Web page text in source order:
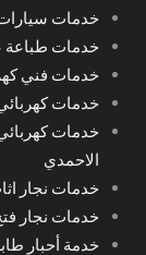
خدمات سيارات
خدمات طباعة
خدمات فني
خدمات
خدمات
الاحمدي
خدمات نجار
خدمات نجار
خدمة أحبار